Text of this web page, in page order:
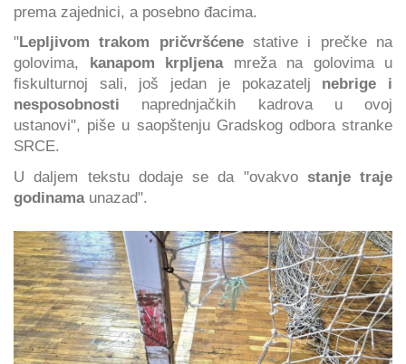
prema zajednici, a posebno đacima.
"Lepljivom trakom pričvršćenestative i prečke na
golovima,
kanapom krpljena mreža na golovima u
fiskulturnoj sali, još jedan je pokazatelj nebrige i
nesposobnosti naprednjačkih kadrova u ovoj
ustanovi", piše u saopštenju Gradskog odbora stranke
SRCE.
U daljem tekstu dodaje se da "ovakvo stanje traje
godinamaunazad".